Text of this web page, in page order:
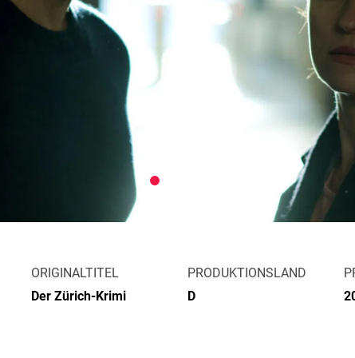
ORIGINALTITEL
Der Zürich-Krimi
PRODUKTIONSLAND
D